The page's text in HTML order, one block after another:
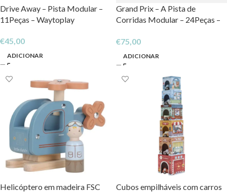
Drive Away – Pista Modular –
11Peças – Waytoplay
€45,00
ADICIONAR
Grand Prix – A Pista de
Corridas Modular – 24Peças –
€75,00
ADICIONAR
Helicóptero em madeira FSC
Cubos empilháveis com carros